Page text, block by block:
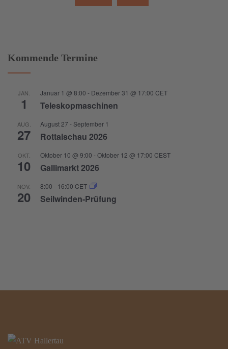
Kommende Termine
JAN.
1
Januar 1 @ 8:00 - Dezember 31 @ 17:00 CET
Teleskopmaschinen
AUG.
27
August 27 -September 1
Rottalschau 2026
OKT.
10
Oktober 10 @ 9:00 -Oktober 12 @ 17:00 CEST
Gallimarkt 2026
NOV.
20
8:00 - 16:00 CET
Seilwinden-Prüfung